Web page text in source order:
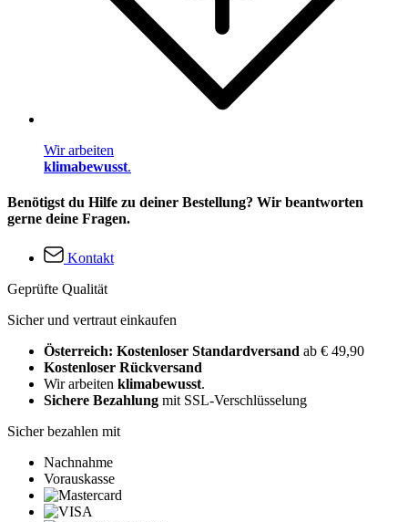
Wir arbeiten
klimabewusst.
Benötigst du Hilfe zu deiner Bestellung? Wir beantworten
gerne deine Fragen.
Kontakt
Geprüfte Qualität
Sicher und vertraut einkaufen
Österreich: Kostenloser Standardversand ab € 49,90
Kostenloser Rückversand
Wir arbeiten klimabewusst.
Sichere Bezahlung mit SSL-Verschlüsselung
Sicher bezahlen mit
Nachnahme
Vorauskasse